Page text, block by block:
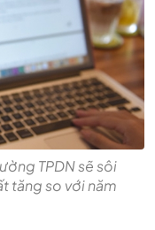
TPDN sẽ sôi
tăng so với năm